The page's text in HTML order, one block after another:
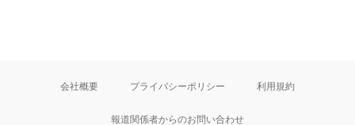
会社概要 プライバシーポリシー 利用規約
報道関係者からのお問い合わせ